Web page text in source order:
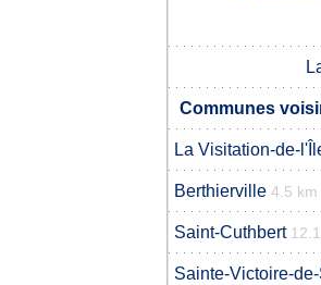
Communes
La Visitation-de-
Berthierville 4.5 km
Saint-Cuthbert
Sainte-Victoire-de-